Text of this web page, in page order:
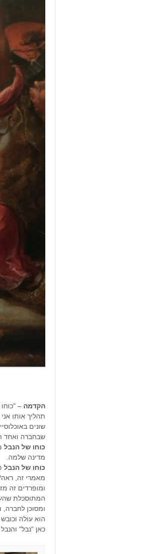
הקדמה –
תהליך אותו
שונים
שבחברה ואחד
כוחו של הנבל
מדינה שלמה.
כוחו של הנבל
מאמרי זה,
ומופרדים זה
המתוסכלת
ומסוכן
הוא עולה
כאן "נבל"